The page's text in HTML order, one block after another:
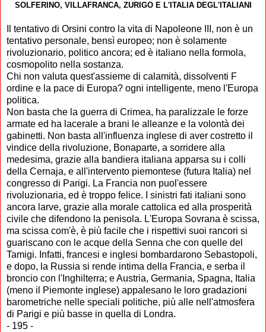
SOLFERINO, VILLAFRANCA, ZURIGO E L'ITALIA DEGL'ITALIANI
Il tentativo di Orsini contro la vita di Napoleone III, non è un
tentativo personale, bensì europeo; non è solamente
rivoluzionario, politico ancora; ed è italiano nella formola,
cosmopolito nella sostanza.
Chi non valuta quest'assieme di calamità, dissolventi F
ordine e la pace di Europa? ogni intelligente, meno l'Europa
politica.
Non basta che la guerra di Crimea, ha paralizzale le forze
armate ed ha lacerale a brani le alleanze e la volontà dei
gabinetti. Non basta all'influenza inglese di aver costretto il
vindice della rivoluzione, Bonaparte, a sorridere alla
medesima, grazie alla bandiera italiana apparsa su i colli
della Cernaja, e all'intervento piemontese (futura Italia) nel
congresso di Parigi. La Francia non puol'essere
rivoluzionaria, ed è troppo felice. I sinistri fati italiani sono
ancora larve, grazie alla morale cattolica ed alla prosperità
civile che difendono la penisola. L'Europa Sovrana è scissa,
ma scissa com'è, è più facile che i rispettivi suoi rancori si
guariscano con le acque della Senna che con quelle del
Tamigi. Infatti, francesi e inglesi bombardarono Sebastopoli,
e dopo, la Russia si rende intima della Francia, e serba il
broncio con l'Inghilterra; e Austria, Germania, Spagna, Italia
(meno il Piemonte inglese) appalesano le loro gradazioni
barometriche nelle speciali politiche, più alle nell'atmosfera
di Parigi e più basse in quella di Londra.
- 195 -